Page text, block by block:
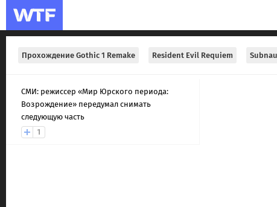
Прохождение Gothic 1 Remake Resident Evil Requiem
СМИ: режиссер «Мир Юрского периода:
Возрождение» передумал снимать
следующую часть
1